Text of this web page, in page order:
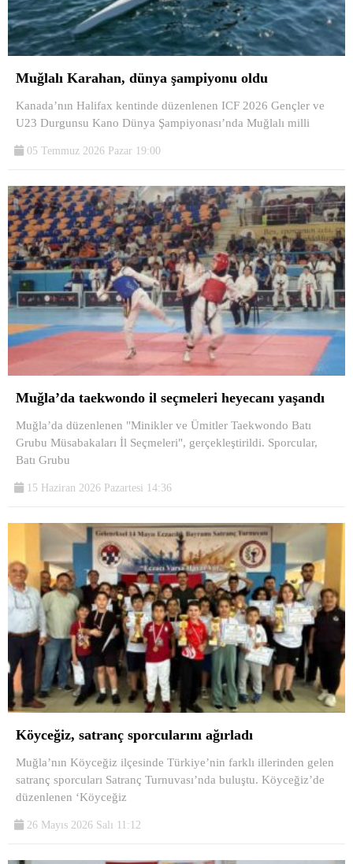
Muğlalı Karahan, dünya şampiyonu oldu
Kanada’nın Halifax kentinde düzenlenen ICF 2026 Gençler ve
U23 Durgunsu Kano Dünya Şampiyonası’nda Muğlalı milli
05 Temmuz 2026 Pazar 19:00
Muğla’da taekwondo il seçmeleri heyecanı yaşandı
Muğla’da düzenlenen "Minikler ve Ümitler Taekwondo Batı
Grubu Müsabakaları İl Seçmeleri", gerçekleştirildi. Sporcular,
Batı Grubu
15 Haziran 2026 Pazartesi 14:36
Köyceğiz, satranç sporcularını ağırladı
Muğla’nın Köyceğiz ilçesinde Türkiye’nin farklı illerinden gelen
satranç sporcuları Satranç Turnuvası’nda buluştu. Köyceğiz’de
düzenlenen ‘Köyceğiz
26 Mayıs 2026 Salı 11:12